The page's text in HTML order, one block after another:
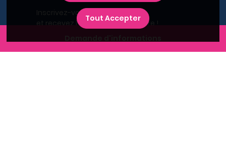
Inscrivez-vous à la newsletter,
et recevez l'actualité immobilière !
Tout Accepter